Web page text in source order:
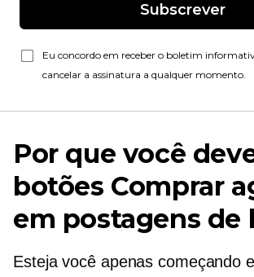
Subscrever
Eu concordo em receber o boletim
cancelar a assinatura a qualquer momento.
Por que você
botões Comprar
em postagens de
Esteja você apenas começando